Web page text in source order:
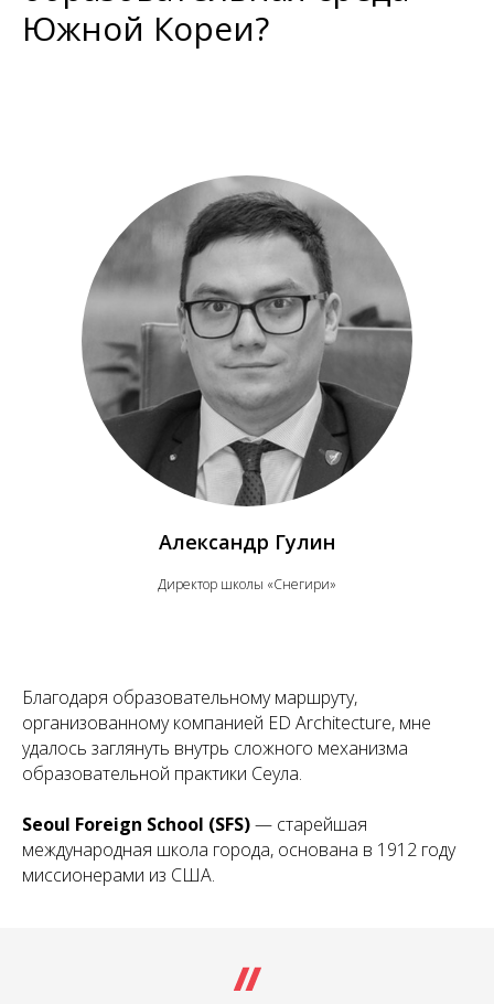
Южной Кореи?
Александр Гулин
Директор школы «Снегири»
Благодаря образовательному маршруту,
организованному компанией ED Architecture, мне
удалось заглянуть внутрь сложного механизма
образовательной практики Сеула.
Seoul Foreign School (SFS)— старейшая
международная школа города, основана в 1912 году
миссионерами из США.